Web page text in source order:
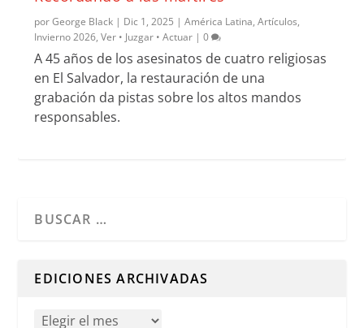
porGeorge Black | Dic 1, 2025 |América Latina,Artículos,
Invierno 2026,Ver • Juzgar • Actuar |0
A 45 años de los asesinatos de cuatro religiosas
en El Salvador, la restauración de una
grabación da pistas sobre los altos mandos
responsables.
EDICIONES ARCHIVADAS